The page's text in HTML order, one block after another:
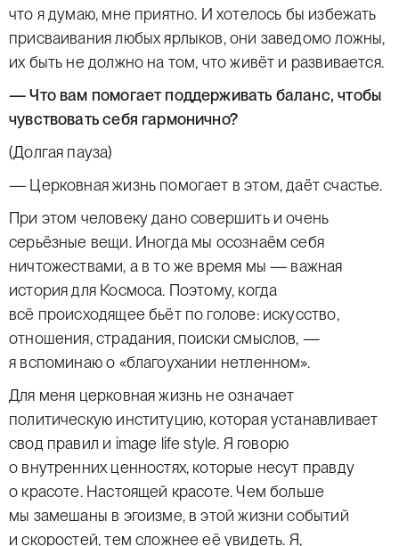
что я думаю, мне приятно. И хотелось бы избежать
присваивания любых ярлыков, они заведомо ложны,
их быть не должно на том, что живёт и развивается.
— Что вам помогает поддерживать баланс, чтобы
чувствовать себя гармонично?
(Долгая пауза)
— Церковная жизнь помогает в этом, даёт счастье.
При этом человеку дано совершить и очень
серьёзные вещи. Иногда мы осознаём себя
ничтожествами, а в то же время мы — важная
история для Космоса. Поэтому, когда
всё происходящее бьёт по голове: искусство,
отношения, страдания, поиски смыслов, —
я вспоминаю о «благоухании нетленном».
Для меня церковная жизнь не означает
политическую институцию, которая устанавливает
свод правил и image life style. Я говорю
о внутренних ценностях, которые несут правду
о красоте. Настоящей красоте. Чем больше
мы замешаны в эгоизме, в этой жизни событий
и скоростей, тем сложнее её увидеть. Я,